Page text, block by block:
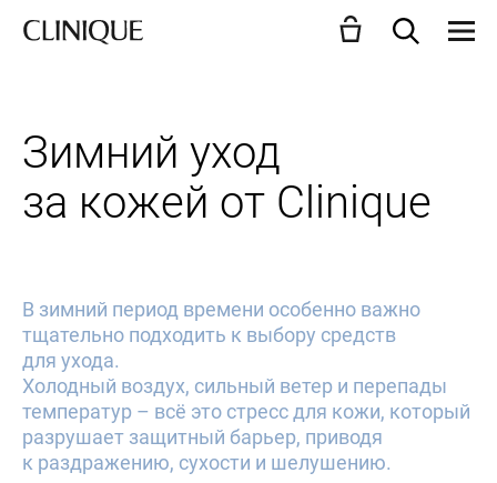
Зимний уход
за кожей от Clinique
В зимний период времени особенно важно
тщательно подходить к выбору средств
для ухода.
Холодный воздух, сильный ветер и перепады
температур – всё это стресс для кожи, который
разрушает защитный барьер, приводя
к раздражению, сухости и шелушению.